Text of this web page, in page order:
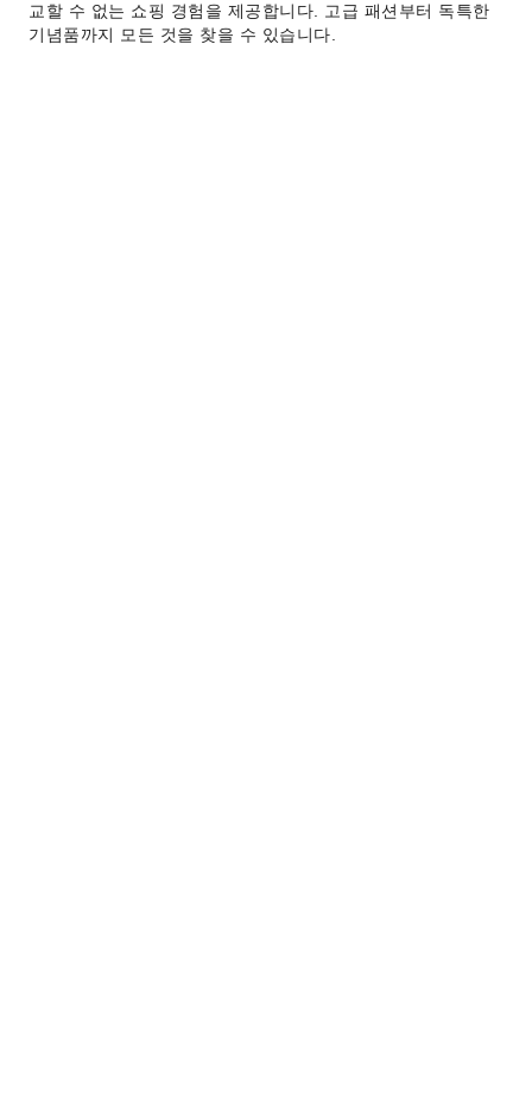
교할 수 없는 쇼핑 경험을 제공합니다. 고급 패션부터 독특한
기념품까지 모든 것을 찾을 수 있습니다.